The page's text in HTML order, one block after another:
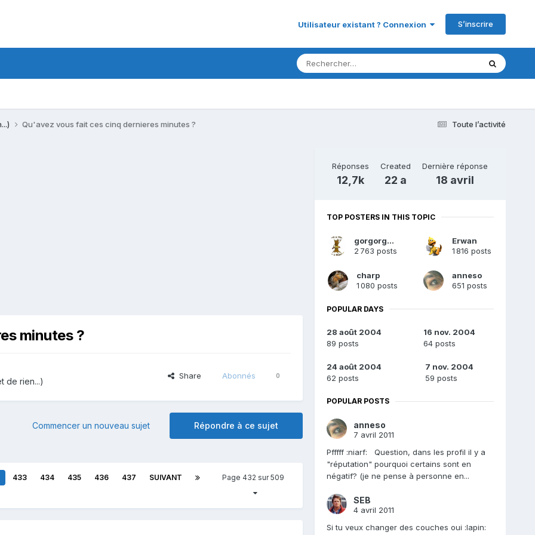
Utilisateur existant ? Connexion S’inscrire
Toute l’activité
Qu'avez vous fait ces cinq dernieres minutes ?
minutes ?
de rien...)
Share Abonnés 0
Répondre à ce sujet
Commencer un nouveau sujet
433 434 435 436 437 SUIVANT Page 432 sur 509
Réponses
12,7k
Created
22 a
Dernière réponse
18 avril
TOP POSTERS IN THIS TOPIC
gorgorgueu
2 763 posts
Erwan
1 816 posts
charp
1 080 posts
anneso
651 posts
POPULAR DAYS
28 août 2004
89 posts
16 nov. 2004
64 posts
24 août 2004
62 posts
7 nov. 2004
59 posts
POPULAR POSTS
anneso
7 avril 2011
Pfffff :niarf: Question, dans les profil il y a
"réputation" pourquoi certains sont en
négatif? (je ne pense à personne en...
SEB
4 avril 2011
Si tu veux changer des couches oui :lapin: